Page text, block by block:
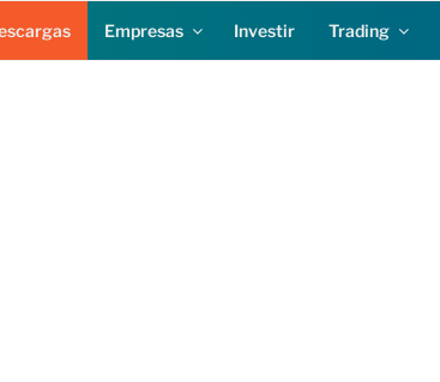
Empresas Investir Trading